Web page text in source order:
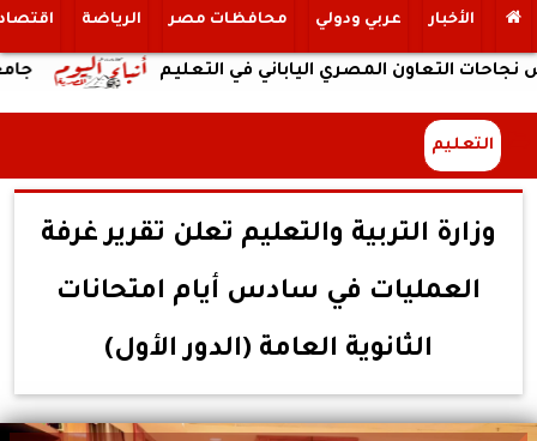
الأخبار عربي ودولي محافظات مصر الرياضة
جامعة المصري الياباني في التعليم
التعليم
وزارة التربية والتعليم تعلن تقرير غرفة
العمليات في سادس أيام امتحانات
الثانوية العامة (الدور الأول)